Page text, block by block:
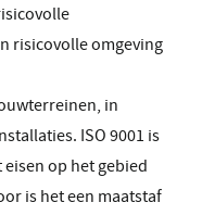
risicovolle omgeving
in
ISO 9001 is
op het gebied
is het een maatstaf